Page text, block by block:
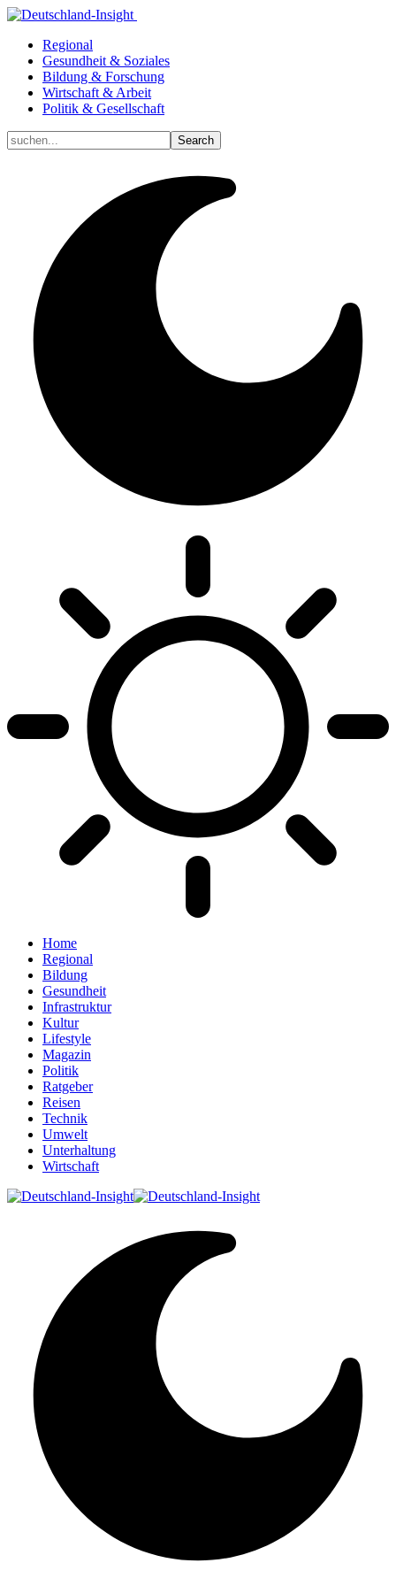
Regional
Gesundheit & Soziales
Bildung & Forschung
Wirtschaft & Arbeit
Politik & Gesellschaft
Home
Regional
Bildung
Gesundheit
Infrastruktur
Kultur
Lifestyle
Magazin
Politik
Ratgeber
Reisen
Technik
Umwelt
Unterhaltung
Wirtschaft